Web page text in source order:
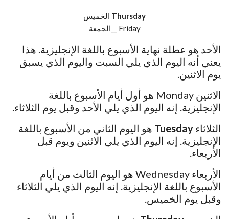
Thursday الخميس
Friday __الجمعة
الأحد هو عطلة نهاية الأسبوع باللغة الإنجليزية. هذا
يعني أنه اليوم الذي يلي السبت واليوم الذي يسبق
يوم الاثنين.
الاثنين Monday هو أول أيام الأسبوع باللغة
الإنجليزية. إنه اليوم الذي يلي الأحد وقبل يوم الثلاثاء.
الثلاثاء Tuesday هو اليوم الثاني من الأسبوع باللغة
الإنجليزية. إنه اليوم الذي يلي الاثنين ويوم قبل
الأربعاء.
الأربعاء Wednesday هو اليوم الثالث من أيام
الأسبوع باللغة الإنجليزية. إنه اليوم الذي يلي الثلاثاء
وقبل يوم الخميس.